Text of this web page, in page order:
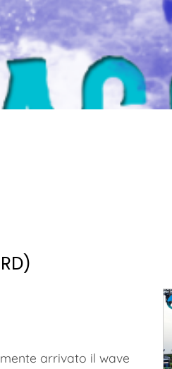
arrivato il wave